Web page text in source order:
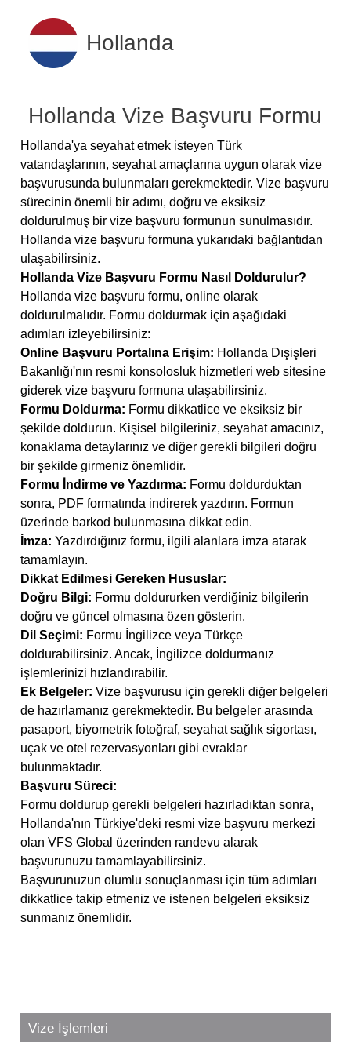
Hollanda
Hollanda Vize Başvuru Formu
Hollanda'ya seyahat etmek isteyen Türk
vatandaşlarının, seyahat amaçlarına uygun olarak vize
başvurusunda bulunmaları gerekmektedir. Vize başvuru
sürecinin önemli bir adımı, doğru ve eksiksiz
doldurulmuş bir vize başvuru formunun sunulmasıdır.
Hollanda vize başvuru formuna yukarıdaki bağlantıdan
ulaşabilirsiniz.
Hollanda Vize Başvuru Formu Nasıl Doldurulur?
Hollanda vize başvuru formu, online olarak
doldurulmalıdır. Formu doldurmak için aşağıdaki
adımları izleyebilirsiniz:
Online Başvuru Portalına Erişim: Hollanda Dışişleri
Bakanlığı'nın resmi konsolosluk hizmetleri web sitesine
giderek vize başvuru formuna ulaşabilirsiniz.
Formu Doldurma: Formu dikkatlice ve eksiksiz bir
şekilde doldurun. Kişisel bilgileriniz, seyahat amacınız,
konaklama detaylarınız ve diğer gerekli bilgileri doğru
bir şekilde girmeniz önemlidir.
Formu İndirme ve Yazdırma: Formu doldurduktan
sonra, PDF formatında indirerek yazdırın. Formun
üzerinde barkod bulunmasına dikkat edin.
İmza: Yazdırdığınız formu, ilgili alanlara imza atarak
tamamlayın.
Dikkat Edilmesi Gereken Hususlar:
Doğru Bilgi: Formu doldururken verdiğiniz bilgilerin
doğru ve güncel olmasına özen gösterin.
Dil Seçimi: Formu İngilizce veya Türkçe
doldurabilirsiniz. Ancak, İngilizce doldurmanız
işlemlerinizi hızlandırabilir.
Ek Belgeler: Vize başvurusu için gerekli diğer belgeleri
de hazırlamanız gerekmektedir. Bu belgeler arasında
pasaport, biyometrik fotoğraf, seyahat sağlık sigortası,
uçak ve otel rezervasyonları gibi evraklar
bulunmaktadır.
Başvuru Süreci:
Formu doldurup gerekli belgeleri hazırladıktan sonra,
Hollanda'nın Türkiye'deki resmi vize başvuru merkezi
olan VFS Global üzerinden randevu alarak
başvurunuzu tamamlayabilirsiniz.
Başvurunuzun olumlu sonuçlanması için tüm adımları
dikkatlice takip etmeniz ve istenen belgeleri eksiksiz
sunmanız önemlidir.
Vize İşlemleri